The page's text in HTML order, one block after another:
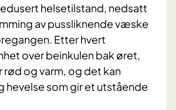
helsetilstand, nedsatt
av pussliknende væske
Etter hvert
over beinkulen bak øret,
rød og varm, og det kan
hevelse som gir et utstående